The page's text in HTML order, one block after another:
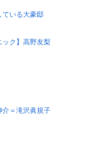
ている大豪邸
ック】高野友梨
介＝滝沢眞規子